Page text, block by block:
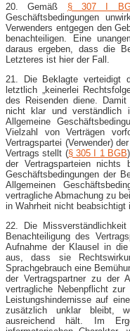
20. Gemäß § 307 I
Geschäftsbedingungen
Verwenders entgegen den
benachteiligen. Eine
daraus ergeben, dass die
Letzteres ist hier der Fall.
21. Die Beklagte verteidigt
letztlich „keinerlei
des Reisenden diene.
nicht klar und verständlich
Allgemeine
Vielzahl von Verträgen
Vertragspartei (Verwender)
Vertrags stellt (§ 305 I 1 BGB
der Vertragsparteien
Geschäftsbedingungen der
Allgemeinen
vertragliche Abmachung zu
in Wahrheit nicht beabsichtigt
22. Die
Benachteiligung des
Aufnahme der Klausel in die
aus, dass sie
Sprachgebrauch eine
der Vertragspartner zu der
vertragliche Nebenpflicht
Leistungshindernisse auf
zusätzlich unklar bleibt,
ausreichend hält. Im